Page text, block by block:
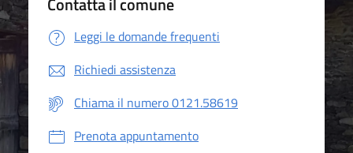
Leggi le domande frequenti
Richiedi assistenza
Chiama il numero 0121.58619
Prenota appuntamento